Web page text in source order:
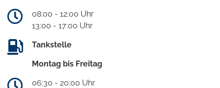
08:00 - 12:00 Uhr
13:00 - 17:00 Uhr
Tankstelle
Montag bis Freitag
06:30 - 20:00 Uhr